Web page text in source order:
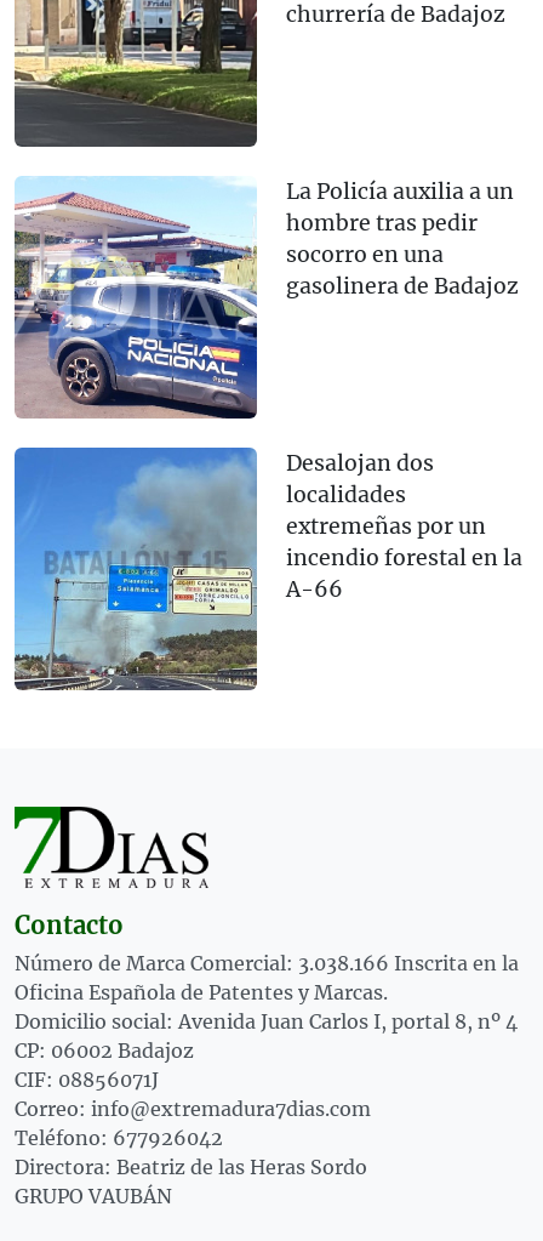
churrería de Badajoz
La Policía auxilia a un
hombre tras pedir
socorro en una
gasolinera de Badajoz
Desalojan dos
localidades
extremeñas por un
incendio forestal en la
A-66
Contacto
Número de Marca Comercial: 3.038.166 Inscrita en la
Oficina Española de Patentes y Marcas.
Domicilio social: Avenida Juan Carlos I, portal 8, nº 4
CP: 06002 Badajoz
CIF: 08856071J
Correo: info@extremadura7dias.com
Teléfono: 677926042
Directora: Beatriz de las Heras Sordo
GRUPO VAUBÁN